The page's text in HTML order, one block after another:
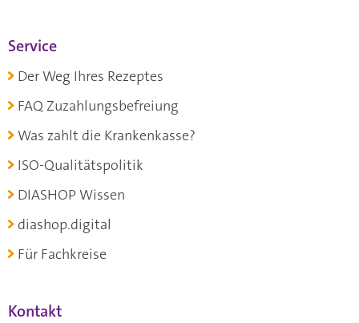
Service
Der Weg Ihres Rezeptes
FAQ Zuzahlungsbefreiung
Was zahlt die Krankenkasse?
ISO-Qualitätspolitik
DIASHOP Wissen
diashop.digital
Für Fachkreise
Kontakt